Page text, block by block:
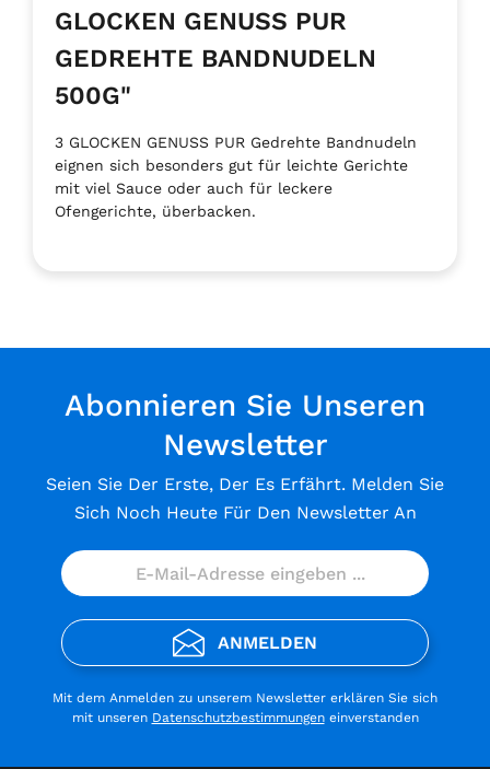
GLOCKEN GENUSS PUR
GEDREHTE BANDNUDELN
500G"
3 GLOCKEN GENUSS PUR Gedrehte Bandnudeln
eignen sich besonders gut für leichte Gerichte
mit viel Sauce oder auch für leckere
Ofengerichte, überbacken.
Abonnieren Sie Unseren
Newsletter
Seien Sie Der Erste, Der Es Erfährt. Melden Sie
Sich Noch Heute Für Den Newsletter An
ANMELDEN
Mit dem Anmelden zu unserem Newsletter erklären Sie sich
mit unseren Datenschutzbestimmungeneinverstanden